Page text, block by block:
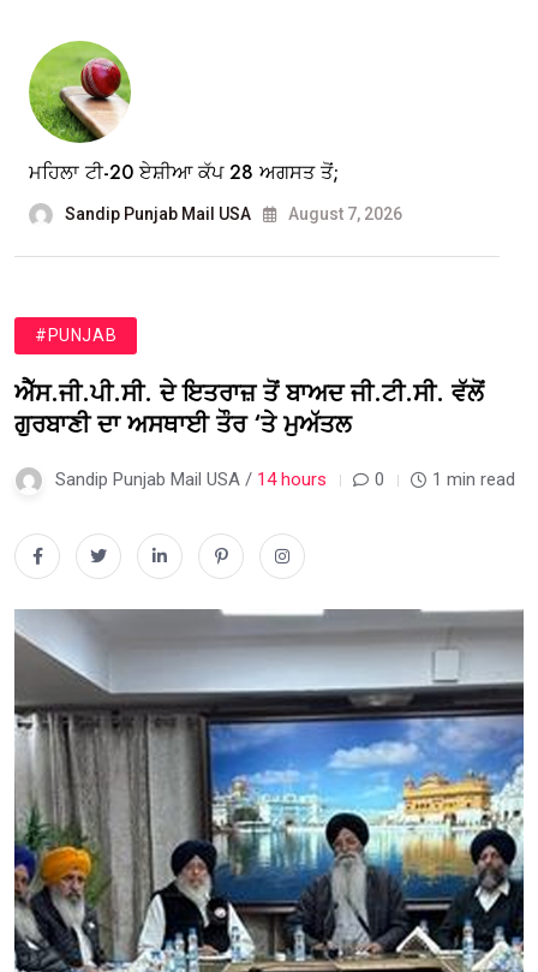
ਮਹਿਲਾ ਟੀ-20 ਏਸ਼ੀਆ ਕੱਪ 28 ਅਗਸਤ ਤੋਂ;
Sandip Punjab Mail USA August 7, 2026
#PUNJAB
ਐੱਸ.ਜੀ.ਪੀ.ਸੀ. ਦੇ ਇਤਰਾਜ਼ ਤੋਂ ਬਾਅਦ ਜੀ.ਟੀ.ਸੀ. ਵੱਲੋਂ
ਗੁਰਬਾਣੀ ਦਾ ਅਸਥਾਈ ਤੌਰ ‘ਤੇ ਮੁਅੱਤਲ
Sandip Punjab Mail USA / 14 hours 0 1 min read